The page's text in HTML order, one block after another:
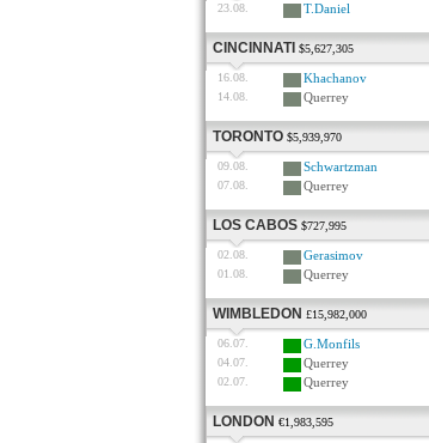
23.08. T.Daniel
CINCINNATI $5,627,305
16.08. Khachanov
14.08. Querrey
TORONTO $5,939,970
09.08. Schwartzman
07.08. Querrey
LOS CABOS $727,995
02.08. Gerasimov
01.08. Querrey
WIMBLEDON £15,982,000
06.07. G.Monfils
04.07. Querrey
02.07. Querrey
LONDON €1,983,595